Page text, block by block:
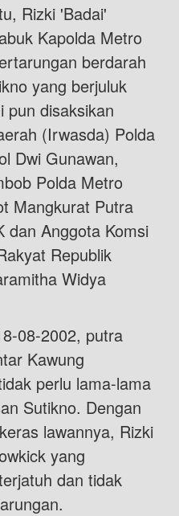
Rizki 'Badai'
Kapolda Metro
berdarah
yang berjuluk
pun disaksikan
(Irwasda) Polda
Dwi Gunawan,
Polda Metro
Mangkurat Putra
dan Anggota Komsi
Republik
Widya
08-2002, putra
Kawung
perlu lama-lama
Sutikno. Dengan
lawannya, Rizki
yang
dan tidak